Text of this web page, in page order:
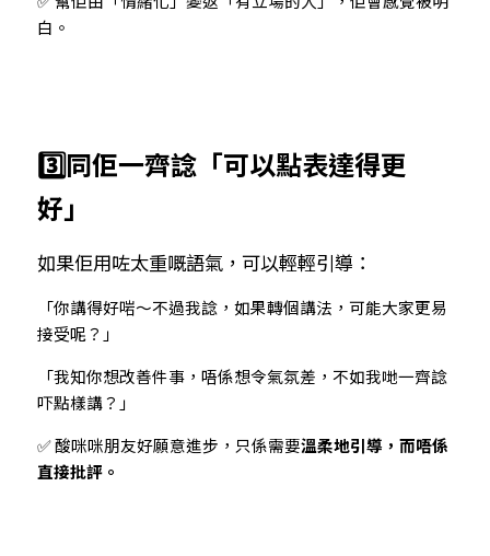
白。
3️⃣同佢一齊諗「可以點表達得更
好」
如果佢用咗太重嘅語氣，可以輕輕引導：
「你講得好啱～不過我諗，如果轉個講法，可能大家更易
接受呢？」
「我知你想改善件事，唔係想令氣氛差，不如我哋一齊諗
吓點樣講？」
✅ 酸咪咪朋友好願意進步，只係需要溫柔地引導，而唔係
直接批評。